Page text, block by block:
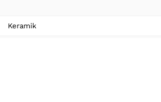
Keramik